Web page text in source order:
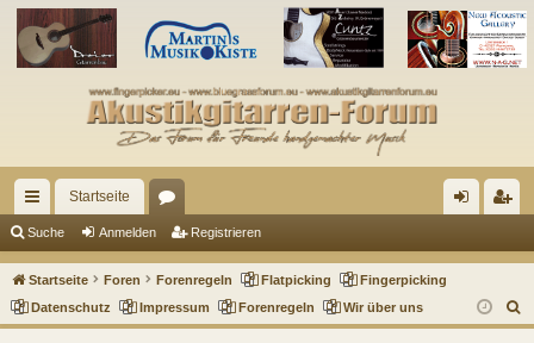
ch
ne
llz
Startseite
en m ist
rie
Suche Anmelden Registrieren
Startseite Foren Forenregeln Flatpicking
Fingerpicking
Datenschutz
Impressum Forenregeln Wir über uns
u